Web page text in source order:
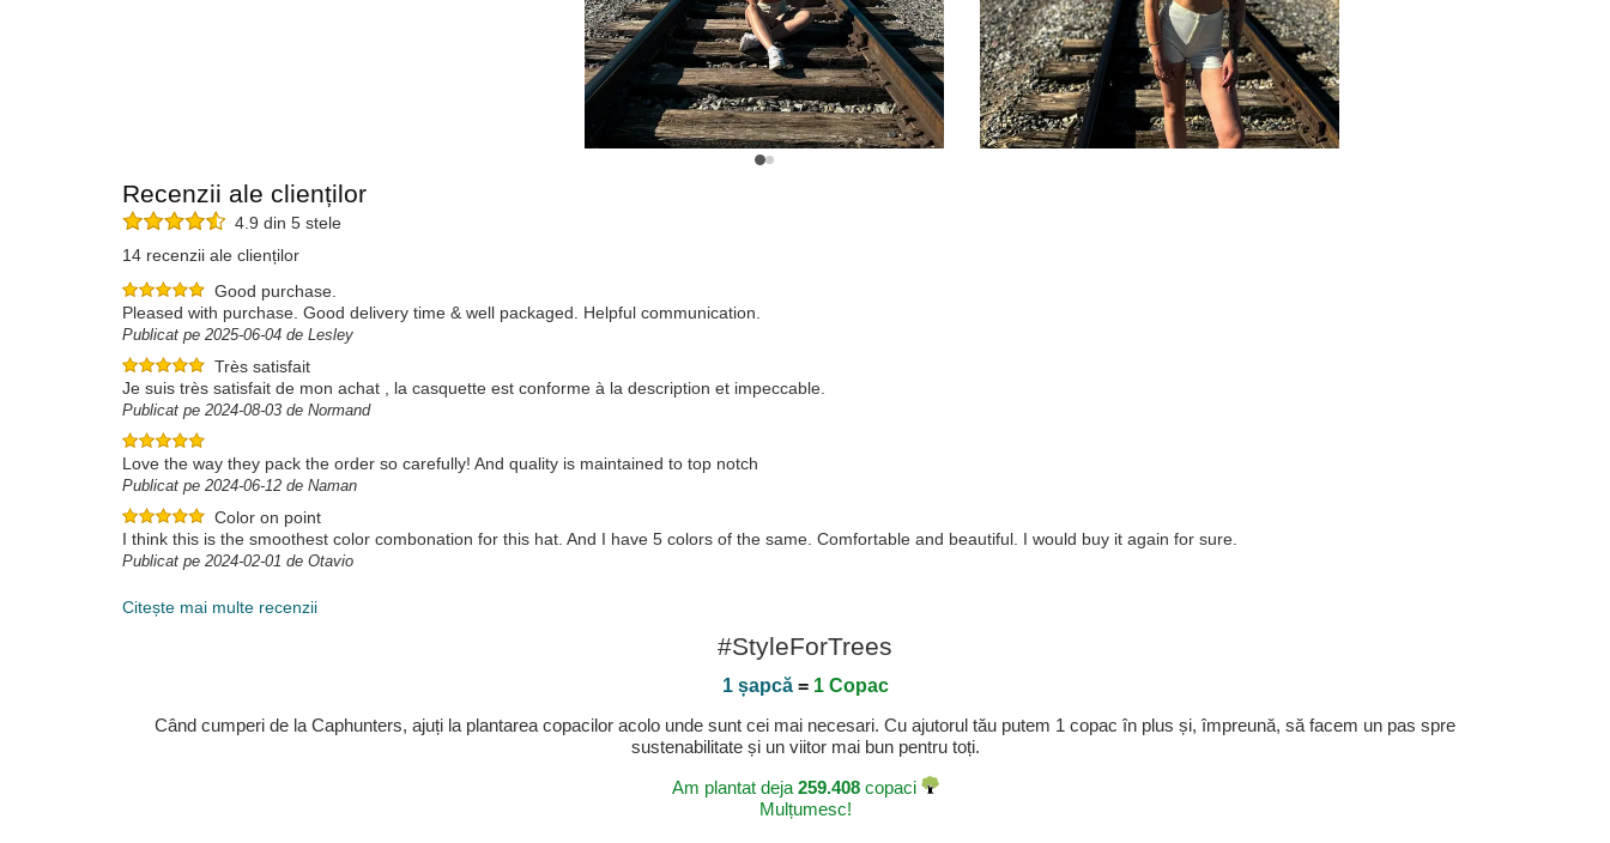
Recenzii ale clienților
4.9 din 5 stele
14 recenzii ale clienților
Good purchase.
Pleased with purchase. Good delivery time & well packaged. Helpful communication.
Publicat pe 2025-06-04 de Lesley
Très satisfait
Je suis très satisfait de mon achat , la casquette est conforme à la description et impeccable.
Publicat pe 2024-08-03 de Normand
Love the way they pack the order so carefully! And quality is maintained to top notch
Publicat pe 2024-06-12 de Naman
Color on point
I think this is the smoothest color combonation for this hat. And I have 5 colors of the same. Comfortable and beautiful. I would buy it again for sure.
Publicat pe 2024-02-01 de Otavio
Citește mai multe recenzii
#StyleForTrees
1 șapcă= 1 Copac
Când cumperi de la Caphunters, ajuți la plantarea copacilor acolo unde sunt cei mai necesari. Cu ajutorul tău putem 1 copac în plus și, împreună, să facem un pas spre
sustenabilitate și un viitor mai bun pentru toți.
Am plantat deja 259.408copaci
Mulțumesc!